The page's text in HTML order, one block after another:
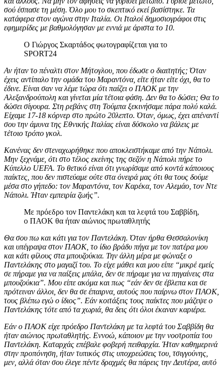
σού έσπασε τη μέση. Όλο μου το σκεπτικό εκεί βασίστηκε. Τα
κατάφερα στον αγώνα στην Ιταλία. Οι Ιταλοί δημοσιογράφοι στις
εφημερίδες με βαθμολόγησαν με εννιά με άριστα το 10.
Ο Γιώργος Σκαρτάδος φωτογραφίζεται για το
SPORT24
Αν ήταν το πέναλτι στον Μήτογλου, που έδωσε ο διαιτητής; Όταν
έχεις αντίπαλο την ομάδα του Μαραντόνα, είτε ήταν είτε όχι, θα το
έδινε. Είναι σαν να λέμε τώρα ότι παίζει ο ΠΑΟΚ με την
Αλεξανδρούπολη και γίνεται μία τέτοια φάση. Δεν θα το δώσει; Θα το
δώσει σίγουρα. Στη ρεβάνς στη Τούμπα ξεκινήσαμε πάρα πολύ καλά.
Είχαμε 17-18 κόρνερ στο πρώτο 20λεπτο. Όταν, όμως, έχει απέναντί
σου την άμυνα της Εθνικής Ιταλίας είναι δύσκολο να βάλεις με
τέτοιο τρόπο γκολ.
Κανένας δεν στεναχωρήθηκε που αποκλειστήκαμε από την Νάπολι.
Μην ξεχνάμε, ότι στο τέλος εκείνης της σεζόν η Νάπολι πήρε το
Κύπελλο UEFA. Το θετικό είναι ότι γνωρίσαμε από κοντά κάποιους
παίκτες, που δεν πιστεύαμε ούτε στα όνειρά μας ότι θα τους δούμε
μέσα στο γήπεδο: τον Μαραντόνα, τον Καρέκα, τον Αλεμάο, τον Ντε
Νάπολι. Ήταν εμπειρία ζωής”.
Με πρόεδρο τον Παντελάκη και τα λεφτά του Σαββίδη,
ο ΠΑΟΚ θα ήταν αιώνιος πρωταθλητής
Θα σου πω και κάτι για τον Παντελάκη. Όταν ήρθα Θεσσαλονίκη
και υπέγραψα στον ΠΑΟΚ, το ίδιο βράδυ πήγα με τον πατέρα μου
και κάτι φίλους στα μπουζούκια. Την άλλη μέρα με φώναξε ο
Παντελάκης στο μαγαζί του. Το είχε μάθει και μου είπε “μικρέ εμείς
σε πήραμε για να παίξεις μπάλα, δεν σε πήραμε για να πηγαίνεις στα
μπουζούκια”. Μου είπε ακόμα και πως “εάν δεν σε έβλεπα και σε
πρότειναν άλλοι, δεν θα σε έπαιρνα, αυτούς που παίρνω στον ΠΑΟΚ,
τους βλέπω εγώ ο ίδιος”. Εάν κοιτάξεις τους παίκτες που μάζεψε ο
Παντελάκης τότε από τα χωριά, θα δεις ότι όλοι έκαναν καριέρα.
Εάν ο ΠΑΟΚ είχε πρόεδρο Παντελάκη με τα λεφτά του Σαββίδη θα
ήταν αιώνιος πρωταθλητής. Εννοώ, κάποιον με την νοοτροπία του
Παντελάκη. Καταρχάς επέβαλε φοβερή πειθαρχία. Ήταν καθημερινά
στην προπόνηση, ήταν τυπικός στις υποχρεώσεις του, τσιγγούνης,
μεν, αλλά όταν σου έλεγε πέντε δραχμές θα πάρεις την Δευτέρα, αυτό